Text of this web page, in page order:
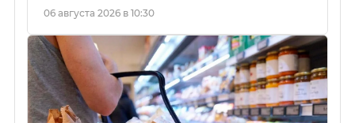
06 августа 2026 в 10:30